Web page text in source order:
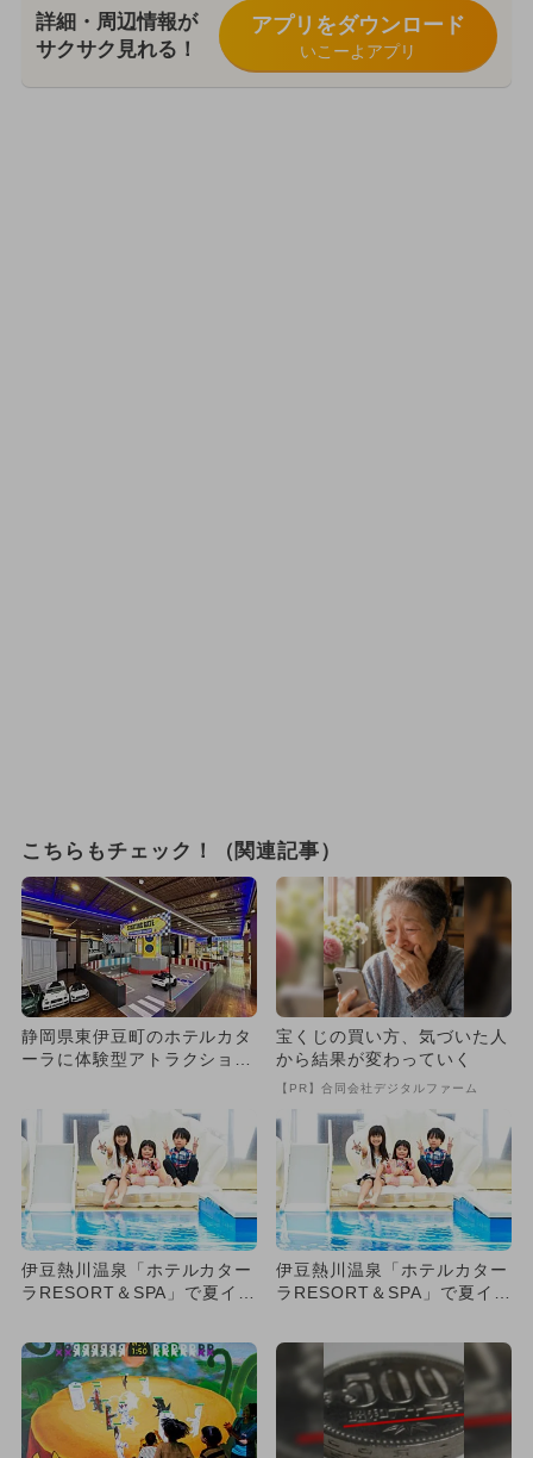
詳細・周辺情報が
サクサク見れる！
アプリをダウンロード
いこーよアプリ
こちらもチェック！（関連記事）
静岡県東伊豆町のホテルカタ
ーラに体験型アトラクション
宝くじの買い方、気づいた人
から結果が変わっていく
【PR】合同会社デジタルファーム
伊豆熱川温泉「ホテルカター
ラRESORT＆SPA」で夏イベ
伊豆熱川温泉「ホテルカター
ラRESORT＆SPA」で夏イベ